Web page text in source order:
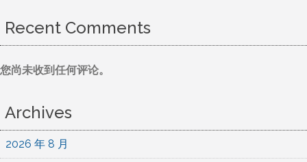
Recent Comments
您尚未收到任何评论。
Archives
2026 年 8 月